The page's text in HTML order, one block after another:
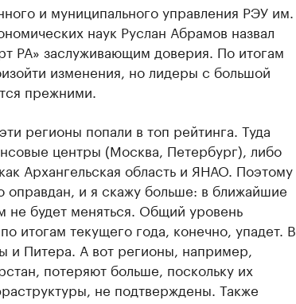
и муниципального управления РЭУ им.
наук Руслан Абрамов назвал
РА» заслуживающим доверия. По итогам
изменения, но лидеры с большой
прежними.
регионы попали в топ рейтинга. Туда
центры (Москва, Петербург), либо
Архангельская область и ЯНАО. Поэтому
оправдан, и я скажу больше: в ближайшие
не будет меняться. Общий уровень
итогам текущего года, конечно, упадет. В
и Питера. А вот регионы, например,
потеряют больше, поскольку их
не подтверждены. Также